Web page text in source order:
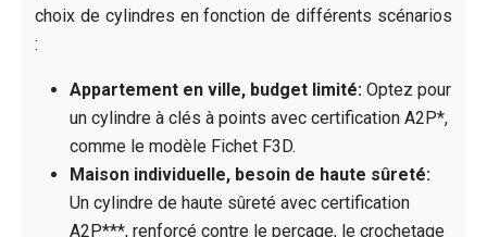
choix de cylindres en fonction de différents scénarios
:
Appartement en ville, budget limité: Optez pour
un cylindre à clés à points avec certification A2P*,
comme le modèle Fichet F3D.
Maison individuelle, besoin de haute sûreté:
Un cylindre de haute sûreté avec certification
A2P***, renforcé contre le perçage, le crochetage